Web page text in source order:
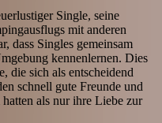
Single, seine
mit anderen
dass Singles gemeinsam
kennenlernen. Dies
die sich als entscheidend
schnell gute Freunde und
hatten als nur ihre Liebe zur